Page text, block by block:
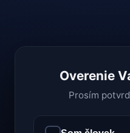
Overenie
Prosím